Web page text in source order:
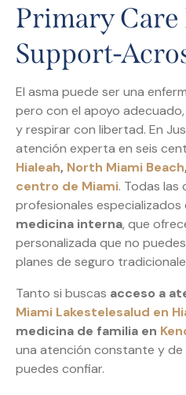
Primary Care
Support-
El asma puede ser una
pero con el apoyo
y respirar con libertad. En
atención experta en seis
Hialeah, North Miami Beach,
centro de Miami. Todas las
profesionales especializados
medicina interna, que
personalizada que no
planes de seguro
Tanto si buscas acceso a
Miami Lakestelesalud en
medicina de familia en
una atención constante y de
puedes confiar.